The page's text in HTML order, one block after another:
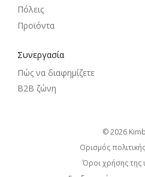
Πόλεις
Προϊόντα
Συνεργασία
Πώς να διαφημίζετε
B2B ζώνη
© 2026
Ορισμός
Όροι χρήσης της